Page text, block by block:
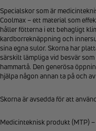
Specialskor som är
Coolmax – ett material som
håller fötterna i ett behagligt
kardborreknäppning och
sina egna sulor. Skorna har
särskilt lämpliga vid besvär
hammartå. Den generösa
hjälpa någon annan ta på och
Skorna är avsedda för att
Medicinteknisk produkt (MTP)